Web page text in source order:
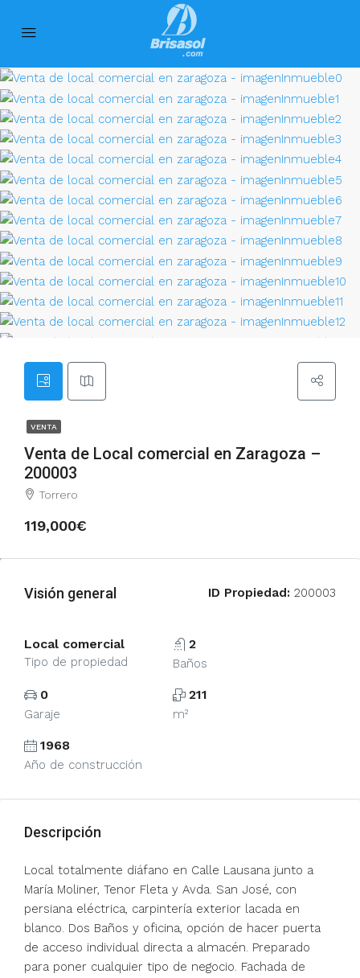
VENTA
Venta de Local comercial en Zaragoza –
200003
Torrero
119,000€
Visión general ID Propiedad: 200003
Local comercial
Tipo de propiedad
2
Baños
0
Garaje
211
m²
1968
Año de construcción
Descripción
Local totalmente diáfano en Calle Lausana junto a
María Moliner, Tenor Fleta y Avda. San José, con
persiana eléctrica, carpintería exterior lacada en
blanco. Dos Baños y oficina, opción de hacer puerta
de acceso individual directa a almacén. Preparado
para poner cualquier tipo de negocio. Fachada de